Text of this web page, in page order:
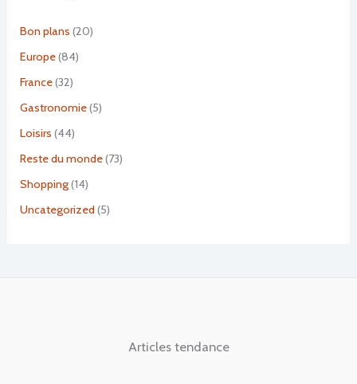
Bon plans (20)
Europe(84)
France(32)
Gastronomie(5)
Loisirs (44)
Reste du monde(73)
Shopping(14)
Uncategorized (5)
Articles tendance